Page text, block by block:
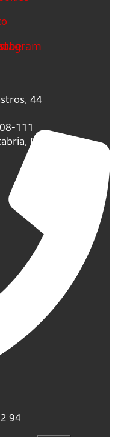
44
111
España.
94